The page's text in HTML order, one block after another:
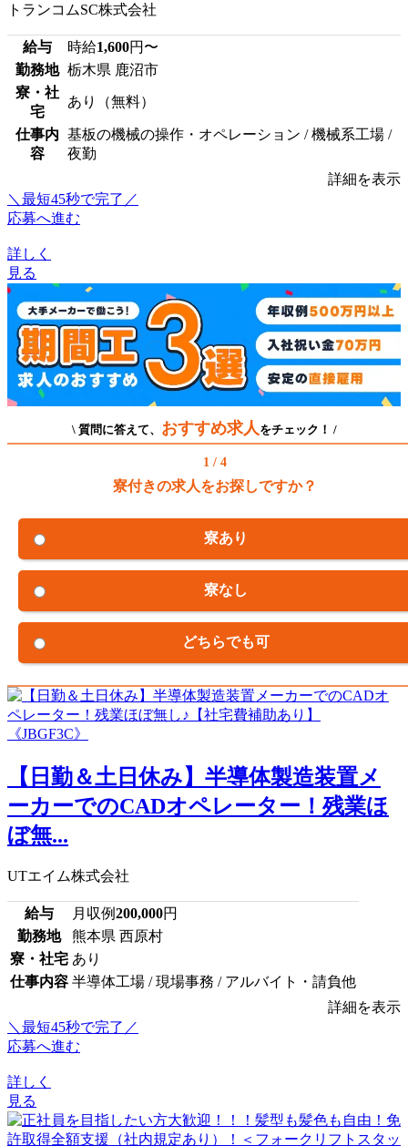
トランコムSC株式会社
給与 時給1,600円〜
勤務地 栃木県 鹿沼市
寮・社
宅
あり（無料）
仕事内
容
基板の機械の操作・オペレーション / 機械系工場 /
夜勤
詳細を表示
＼最短45秒で完了／
応募へ進む
詳しく
見る
\ 質問に答えて、 おすすめ求人 をチェック！ /
1 / 4
寮付きの求人をお探しですか？
寮あり
寮なし
どちらでも可
【日勤＆土日休み】半導体製造装置メ
ーカーでのCADオペレーター！残業ほ
ぼ無...
UTエイム株式会社
給与 月収例200,000円
勤務地
熊本県 西原村
寮・社宅 あり
仕事内容 半導体工場 / 現場事務 / アルバイト・請負他
詳細を表示
＼最短45秒で完了／
応募へ進む
詳しく
見る